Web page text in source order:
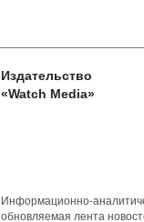
Издательство
«Watch Media»
Информационно-
обновляемая лента